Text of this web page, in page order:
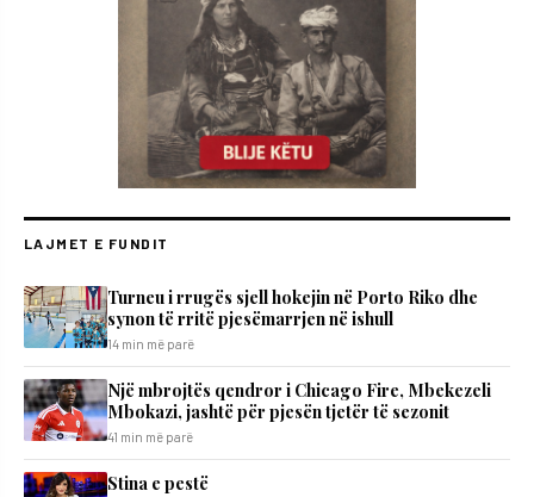
LAJMET E FUNDIT
Turneu i rrugës sjell hokejin në Porto Riko dhe
synon të rritë pjesëmarrjen në ishull
14 min më parë
Një mbrojtës qendror i Chicago Fire, Mbekezeli
Mbokazi, jashtë për pjesën tjetër të sezonit
41 min më parë
Stina e pestë